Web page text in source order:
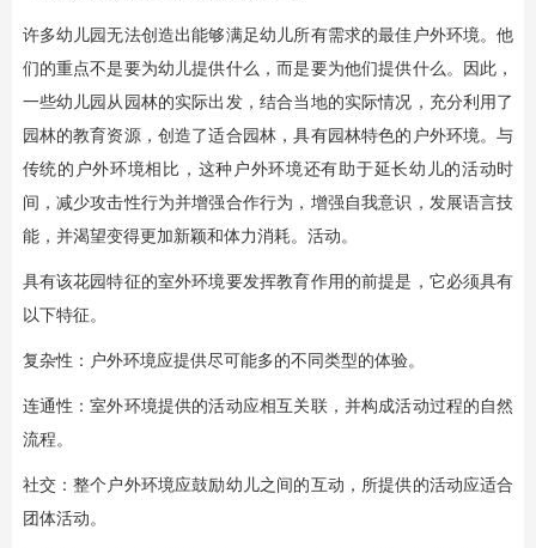
许多幼儿园无法创造出能够满足幼儿所有需求的最佳户外环境。他
们的重点不是要为幼儿提供什么，而是要为他们提供什么。因此，
一些幼儿园从园林的实际出发，结合当地的实际情况，充分利用了
园林的教育资源，创造了适合园林，具有园林特色的户外环境。与
传统的户外环境相比，这种户外环境还有助于延长幼儿的活动时
间，减少攻击性行为并增强合作行为，增强自我意识，发展语言技
能，并渴望变得更加新颖和体力消耗。活动。
具有该花园特征的室外环境要发挥教育作用的前提是，它必须具有
以下特征。
复杂性：户外环境应提供尽可能多的不同类型的体验。
连通性：室外环境提供的活动应相互关联，并构成活动过程的自然
流程。
社交：整个户外环境应鼓励幼儿之间的互动，所提供的活动应适合
团体活动。